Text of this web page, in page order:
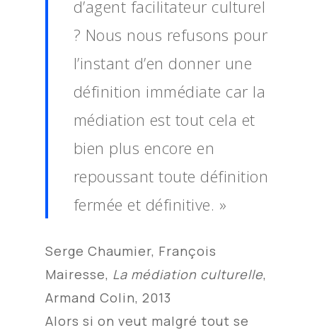
d’agent facilitateur culturel
? Nous nous refusons pour
l’instant d’en donner une
définition immédiate car la
médiation est tout cela et
bien plus encore en
repoussant toute définition
fermée et définitive. »
Serge Chaumier, François
Mairesse, La médiation culturelle,
Armand Colin, 2013
Alors si on veut malgré tout se